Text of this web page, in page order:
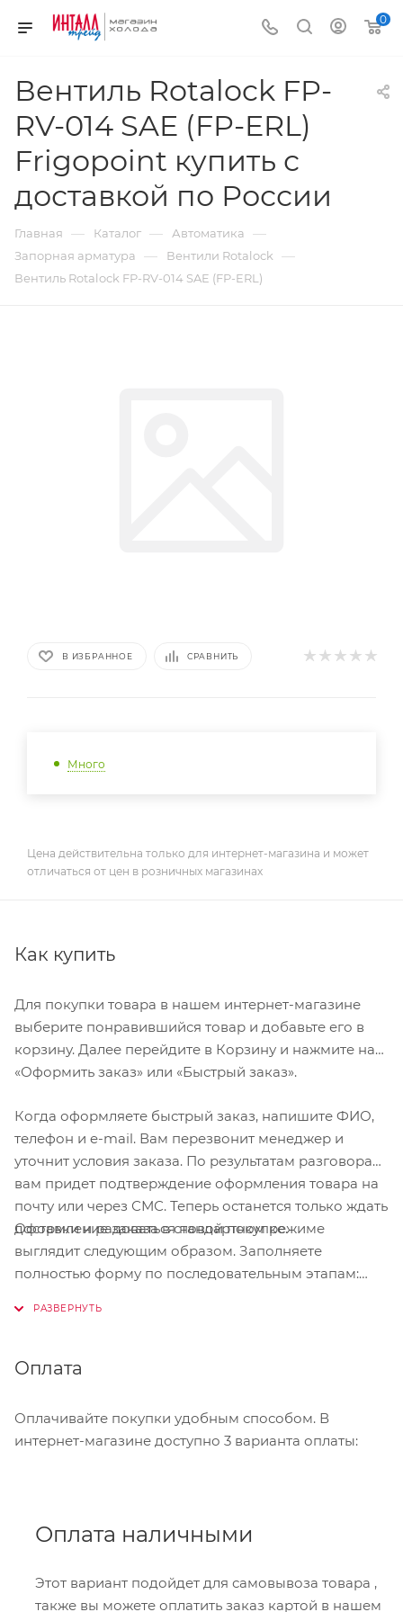
0
Вентиль Rotalock FP-
RV-014 SAE (FP-ERL)
Frigopoint купить с
доставкой по России
Главная — Каталог — Автоматика —
Запорная арматура — Вентили Rotalock —
Вентиль Rotalock FP-RV-014 SAE (FP-ERL)
В ИЗБРАННОЕ СРАВНИТЬ
Много
Цена действительна только для интернет-магазина и может
отличаться от цен в розничных магазинах
Как купить
Для покупки товара в нашем интернет-магазине
выберите понравившийся товар и добавьте его в
корзину. Далее перейдите в Корзину и нажмите на
«Оформить заказ» или «Быстрый заказ».
Когда оформляете быстрый заказ, напишите ФИО,
телефон и e-mail. Вам перезвонит менеджер и
уточнит условия заказа. По результатам разговора
вам придет подтверждение оформления товара на
почту или через СМС. Теперь останется только ждать
доставки и радоваться новой покупке.
Оформление заказа в стандартном режиме
выглядит следующим образом. Заполняете
полностью форму по последовательным этапам:
Нажмите кнопку «Оформить заказ».
Оплата
Оплачивайте покупки удобным способом. В
интернет-магазине доступно 3 варианта оплаты:
Оплата наличными
Этот вариант подойдет для самовывоза товара ,
также вы можете оплатить заказ картой в нашем